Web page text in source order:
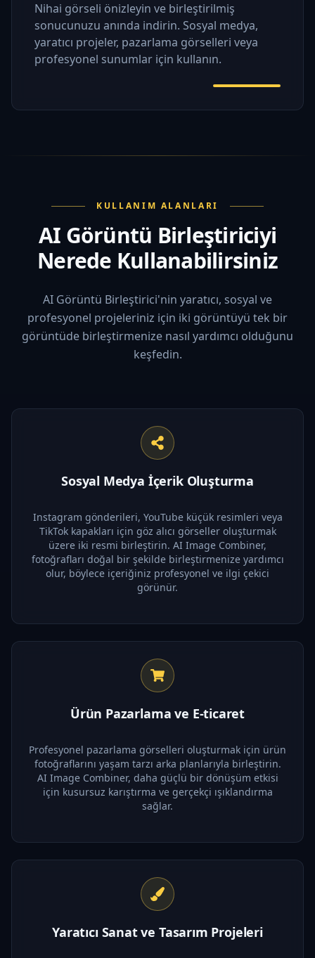
Nihai görseli önizleyin ve birleştirilmiş
sonucunuzu anında indirin. Sosyal medya,
yaratıcı projeler, pazarlama görselleri veya
profesyonel sunumlar için kullanın.
KULLANIM ALANLARI
AI Görüntü Birleştiriciyi
Nerede Kullanabilirsiniz
AI Görüntü Birleştirici'nin yaratıcı, sosyal ve
profesyonel projeleriniz için iki görüntüyü tek bir
görüntüde birleştirmenize nasıl yardımcı olduğunu
keşfedin.
Sosyal Medya İçerik Oluşturma
Instagram gönderileri, YouTube küçük resimleri veya
TikTok kapakları için göz alıcı görseller oluşturmak
üzere iki resmi birleştirin. AI Image Combiner,
fotoğrafları doğal bir şekilde birleştirmenize yardımcı
olur, böylece içeriğiniz profesyonel ve ilgi çekici
görünür.
Ürün Pazarlama ve E-ticaret
Profesyonel pazarlama görselleri oluşturmak için ürün
fotoğraflarını yaşam tarzı arka planlarıyla birleştirin.
AI Image Combiner, daha güçlü bir dönüşüm etkisi
için kusursuz karıştırma ve gerçekçi ışıklandırma
sağlar.
Yaratıcı Sanat ve Tasarım Projeleri